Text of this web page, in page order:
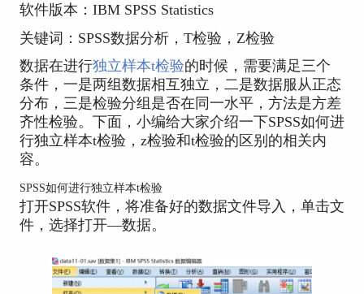
软件版本：IBM SPSS Statistics
关键词：SPSS数据分析，T检验，Z检验
数据在进行独立样本t检验的时候，需要满足三个
条件，一是两组数据相互独立，二是数据服从正态
分布，三是检验分组是否在同一水平，方法是方差
齐性检验。下面，小编给大家介绍一下SPSS如何进
行独立样本t检验，z检验和t检验的区别的相关内
容。
SPSS如何进行独立样本t检验
打开SPSS软件，将准备好的数据文件导入，单击文
件，选择打开—数据。